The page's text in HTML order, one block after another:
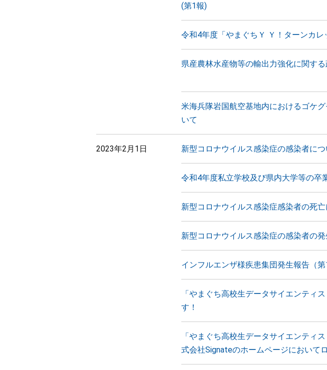
(第1報)
令和4年度「やまぐちＹ Ｙ！ターンカ
県産農林水産物等の輸出力強化に関する
米海兵隊岩国航空基地内におけるゴケ
いて
2023年2月1日 新型コロナウイルス感染症の感染者につ
令和4年度私立学校及び県内大学等の卒
新型コロナウイルス感染症感染者の死亡
新型コロナウイルス感染症の感染者の
インフルエンザ様疾患集団発生報告（第
「やまぐち高校生データサイエンティ
す！
「やまぐち高校生データサイエンティ
式会社Signateのホームページにおいて